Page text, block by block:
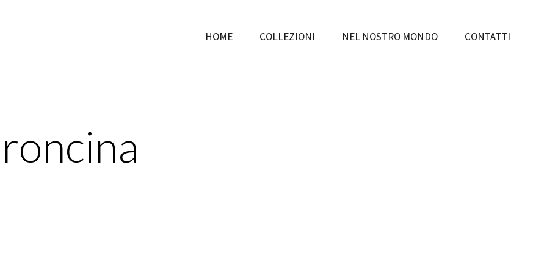
HOME COLLEZIONI NEL NOSTRO MONDO CONTATTI